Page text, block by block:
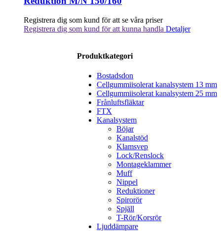
Registrera dig som kund för att se våra priser
Registrera dig som kund för att kunna handla Detaljer
Produktkategori
Bostadsdon
Cellgummiisolerat kanalsystem 13 mm
Cellgummiisolerat kanalsystem 25 mm
Frånluftsfläktar
FTX
Kanalsystem
Böjar
Kanalstöd
Klamsvep
Lock/Renslock
Montageklammer
Muff
Nippel
Reduktioner
Spirorör
Spjäll
T-Rör/Korsrör
Ljuddämpare